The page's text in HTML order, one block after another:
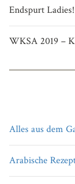
Endspurt
WKSA 2019 –
Alles aus dem
Arabische